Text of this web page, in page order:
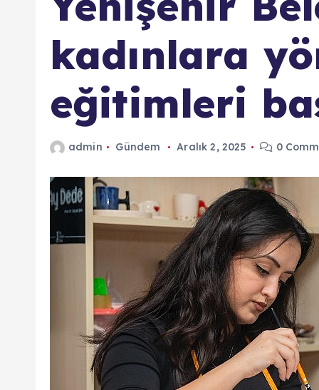
kadınlara
eğitimleri
admin Gündem Aralık 2, 2025 0